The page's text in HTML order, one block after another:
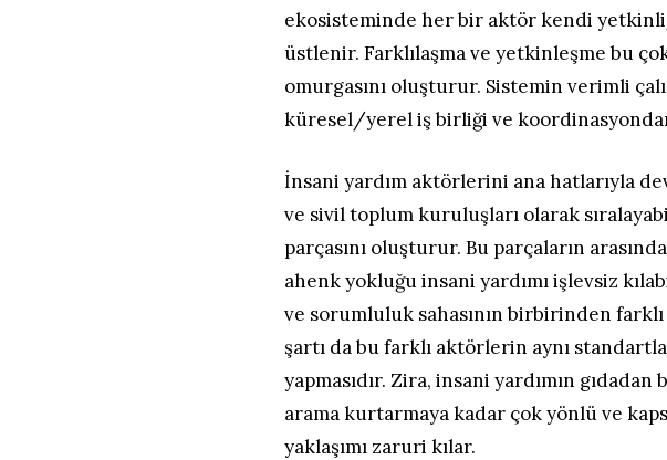
ekosisteminde her bir aktör kendi
üstlenir. Farklılaşma ve yetkinleşme bu
omurgasını oluşturur. Sistemin verimli
küresel/yerel iş birliği ve
İnsani yardım aktörlerini ana hatlarıyla
ve sivil toplum kuruluşları olarak
parçasını oluşturur. Bu parçaların
ahenk yokluğu insani yardımı işlevsiz
ve sorumluluk sahasının birbirinden farklı
şartı da bu farklı aktörlerin aynı
yapmasıdır. Zira, insani yardımın
arama kurtarmaya kadar çok yönlü ve
yaklaşımı zaruri kılar.